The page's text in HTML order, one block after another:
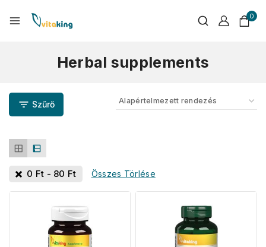
0
Herbal supplements
Szűrő
0 Ft - 80 Ft Összes Törlése